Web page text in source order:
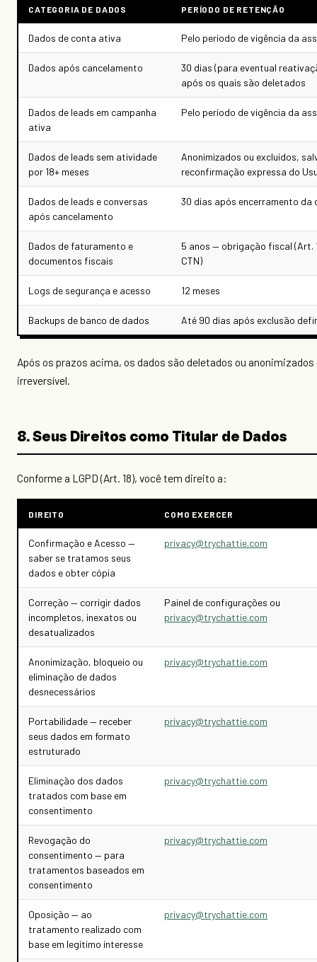
CATEGORIA DE DADOS PERÍODO DE RETENÇÃO
Dados de conta ativa Pelo período de vigência da
Dados após cancelamento
30 dias (para eventual
após os quais são deletados
Dados de leads em campanha
ativa
Pelo período de vigência da
Dados de leads sem atividade
por 18+ meses
Anonimizados ou excluídos,
reconfirmação expressa do
Dados de leads e conversas
após cancelamento
30 dias após encerramento da
Dados de faturamento e
documentos fiscais
5 anos — obrigação fiscal (Art.
CTN)
Logs de segurança e acesso 12 meses
Backups de banco de dados Até 90 dias após exclusão
Após os prazos acima, os dados são deletados ou anonimizados
irreversível.
8. Seus Direitos como Titular de Dados
Conforme a LGPD (Art. 18), você tem direito a:
DIREITO COMO EXERCER
Confirmação e Acesso —
saber se tratamos seus
dados e obter cópia
privacy@trychattie.com
Correção — corrigir dados
incompletos, inexatos ou
desatualizados
Painel de configurações ou
privacy@trychattie.com
Anonimização, bloqueio ou
eliminação de dados
desnecessários
privacy@trychattie.com
Portabilidade — receber
seus dados em formato
estruturado
privacy@trychattie.com
Eliminação dos dados
tratados com base em
consentimento
privacy@trychattie.com
Revogação do
consentimento — para
tratamentos baseados em
consentimento
privacy@trychattie.com
Oposição — ao
tratamento realizado com
base em legítimo interesse
privacy@trychattie.com